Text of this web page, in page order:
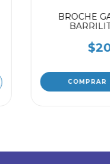
BROCHE